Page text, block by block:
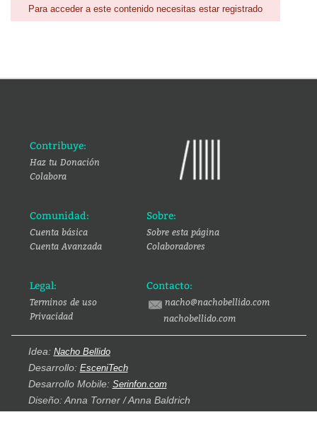
Para acceder a este contenido necesitas estar registrado
Contribuye:
Haz tu Donación
Colabora
Comunidad:
Cuenta básica
Cuenta Avanzada
Sobre:
Sobre esta página
Colaboradores
Legal:
Terminos de uso
Privacidad
Contacto:
nacho@nachobellido.com
nachobellido.com
Idea: Nacho Bellido
Desarrollo: EsceniTech
Desarrollo Mobile: Serinfon.com
Diseño: Anna Torner / Anna Baldrich